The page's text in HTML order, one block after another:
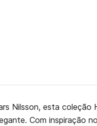
Nilsson, esta coleção
Com inspiração